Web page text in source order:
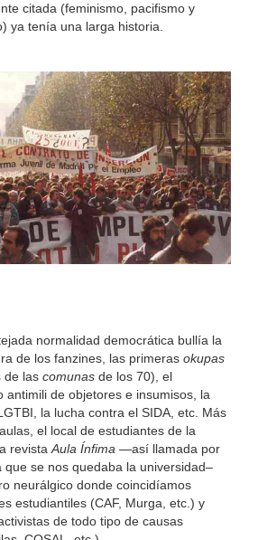
citada (feminismo, pacifismo y
ya tenía una larga historia.
normalidad democrática bullía la
de los fanzines, las primeras okupas
de las comunasde los 70), el
antimili de objetores e insumisos, la
la lucha contra el SIDA, etc. Más
el local de estudiantes de la
revista Aula Ínfima —así llamada por
que se nos quedaba la universidad–
neurálgico donde coincidíamos
estudiantiles (CAF, Murga, etc.) y
de todo tipo de causas